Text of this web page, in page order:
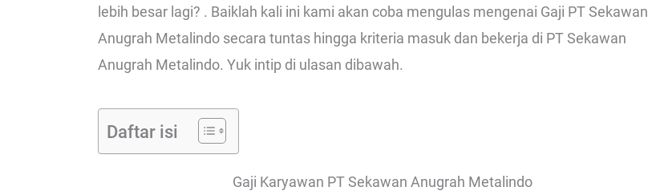
lebih besar lagi? . Baiklah kali ini kami akan coba mengulas mengenai Gaji PT Sekawan
Anugrah Metalindo secara tuntas hingga kriteria masuk dan bekerja di PT Sekawan
Anugrah Metalindo. Yuk intip di ulasan dibawah.
Daftar isi
Gaji Karyawan PT Sekawan Anugrah Metalindo